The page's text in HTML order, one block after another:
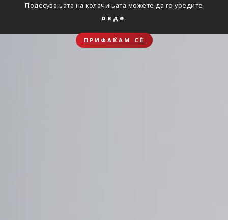
Подесувањата на колачињата можете да го уредите
овде .
ПРИФАЌАМ СЀ